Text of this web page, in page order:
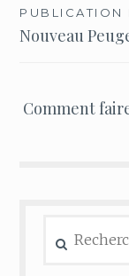
de
PUBLICATION
Nouveau
Comment